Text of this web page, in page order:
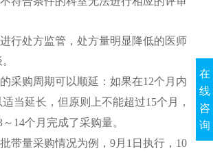
行处方监管，处方量明显降低的医师
采购周期可以顺延：如果在12个月内
当延长，但原则上不能超过15个月，
～ 14个月完成了采购量。
带量采购情况为例， 9月 1 日执行， 10
在
线
咨
询